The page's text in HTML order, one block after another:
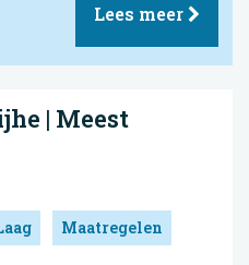
Lees meer
| Meest
Maatregelen